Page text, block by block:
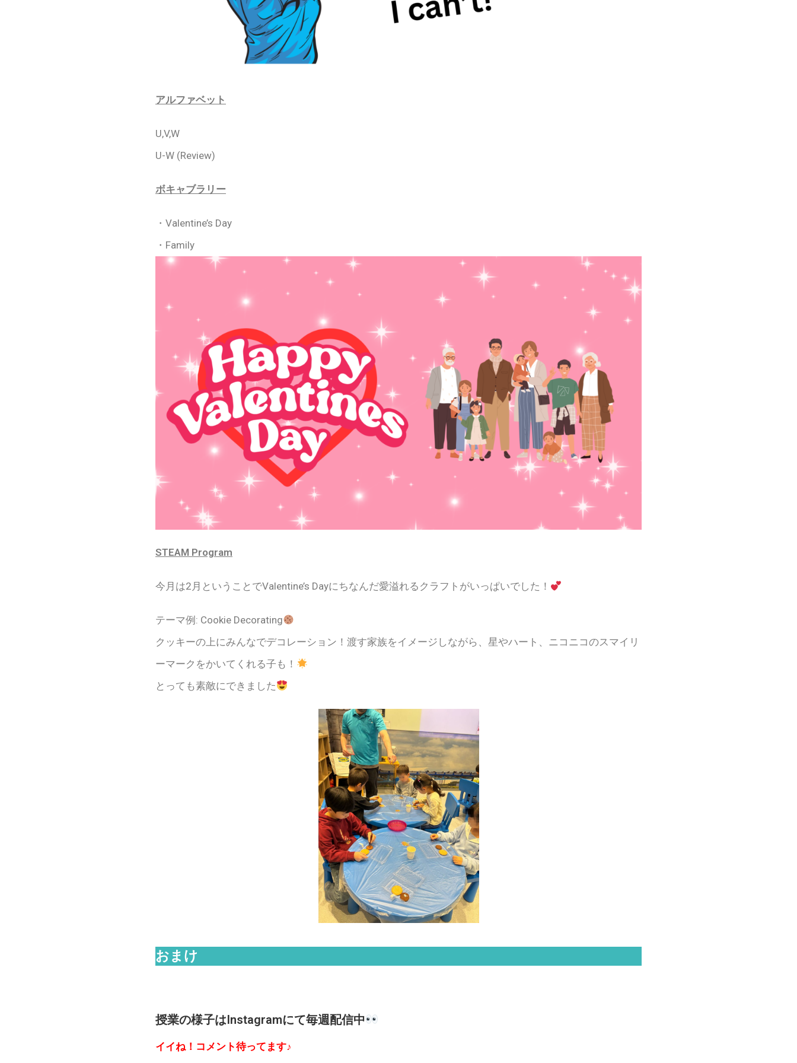
アルファベット
U,V,W
U-W (Review)
ボキャブラリー
・Valentine’s Day
・Family
STEAM Program
今月は2月ということでValentine’s Dayにちなんだ愛溢れるクラフトがいっぱいでした！
テーマ例: Cookie Decorating
クッキーの上にみんなでデコレーション！渡す家族をイメージしながら、星やハート、ニコニコのスマイリ
ーマークをかいてくれる子も！
とっても素敵にできました
おまけ
授業の様子はInstagramにて毎週配信中
イイね！コメント待ってます♪